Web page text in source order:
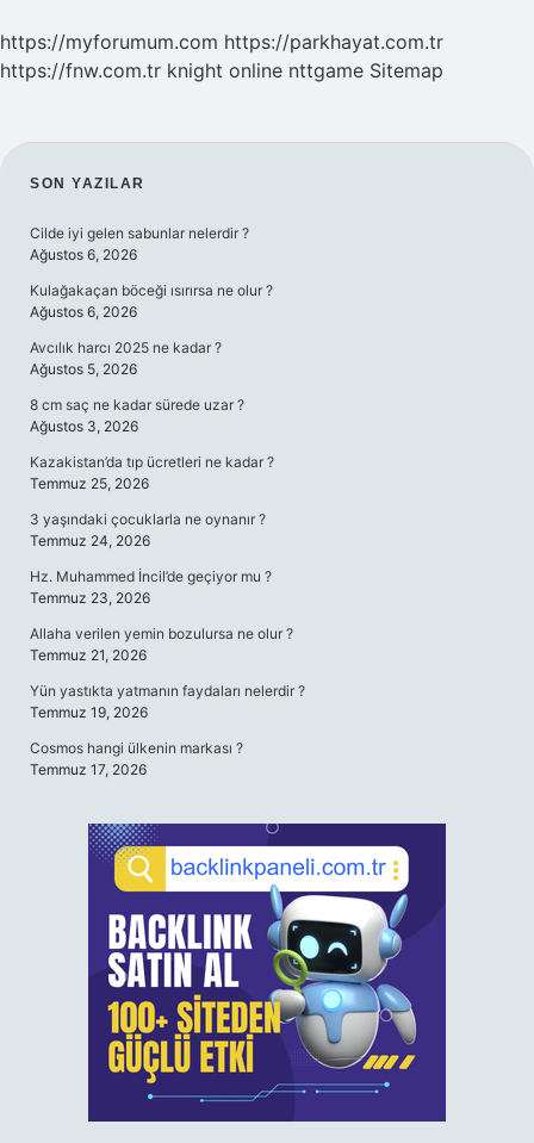
https://myforumum.com https://parkhayat.com.tr
https://fnw.com.tr knight online nttgame Sitemap
SIDEBAR
SON YAZILAR
Cilde iyi gelen sabunlar nelerdir ?
Ağustos 6, 2026
Kulağakaçan böceği ısırırsa ne olur ?
Ağustos 6, 2026
Avcılık harcı 2025 ne kadar ?
Ağustos 5, 2026
8 cm saç ne kadar sürede uzar ?
Ağustos 3, 2026
Kazakistan’da tıp ücretleri ne kadar ?
Temmuz 25, 2026
3 yaşındaki çocuklarla ne oynanır ?
Temmuz 24, 2026
Hz. Muhammed İncil’de geçiyor mu ?
Temmuz 23, 2026
Allaha verilen yemin bozulursa ne olur ?
Temmuz 21, 2026
Yün yastıkta yatmanın faydaları nelerdir ?
Temmuz 19, 2026
Cosmos hangi ülkenin markası ?
Temmuz 17, 2026